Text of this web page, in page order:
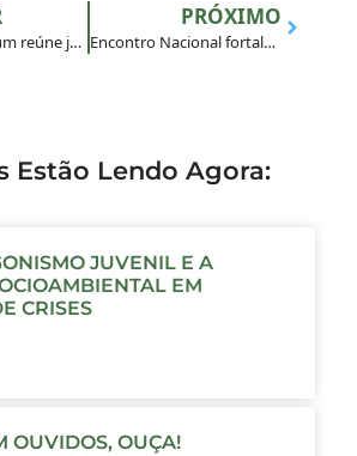
Missa Convivium reúne jovens no Colégio Santo Inácio, no Rio de Janeiro
PRÓXIMO
Encontro Nacional fortalece a comunicação e integração do MAGIS Brasil
Estão Lendo Agora:
JUVENIL E A
EM
CRISES
OUVIDOS, OUÇA!